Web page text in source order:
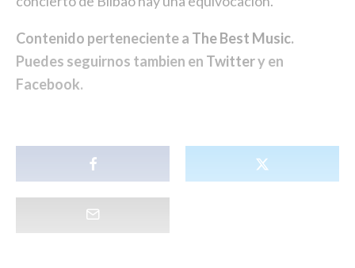
Contenido perteneciente a The Best Music.
Puedes seguirnos tambien en Twittery en
Facebook.